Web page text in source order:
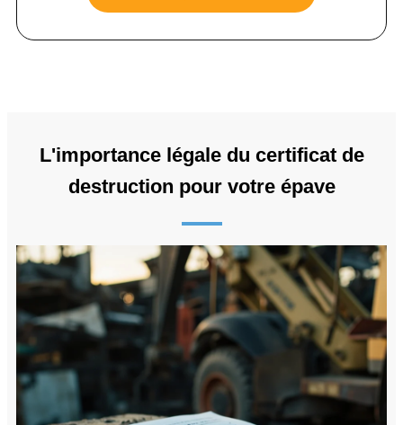
L'importance légale du certificat de
destruction pour votre épave